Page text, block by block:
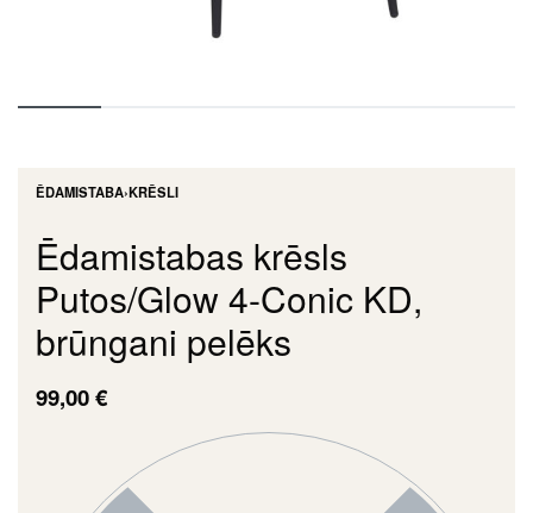
ĒDAMISTABA›KRĒSLI
Ēdamistabas krēsls
Putos/Glow 4-Conic KD,
brūngani pelēks
99,00€